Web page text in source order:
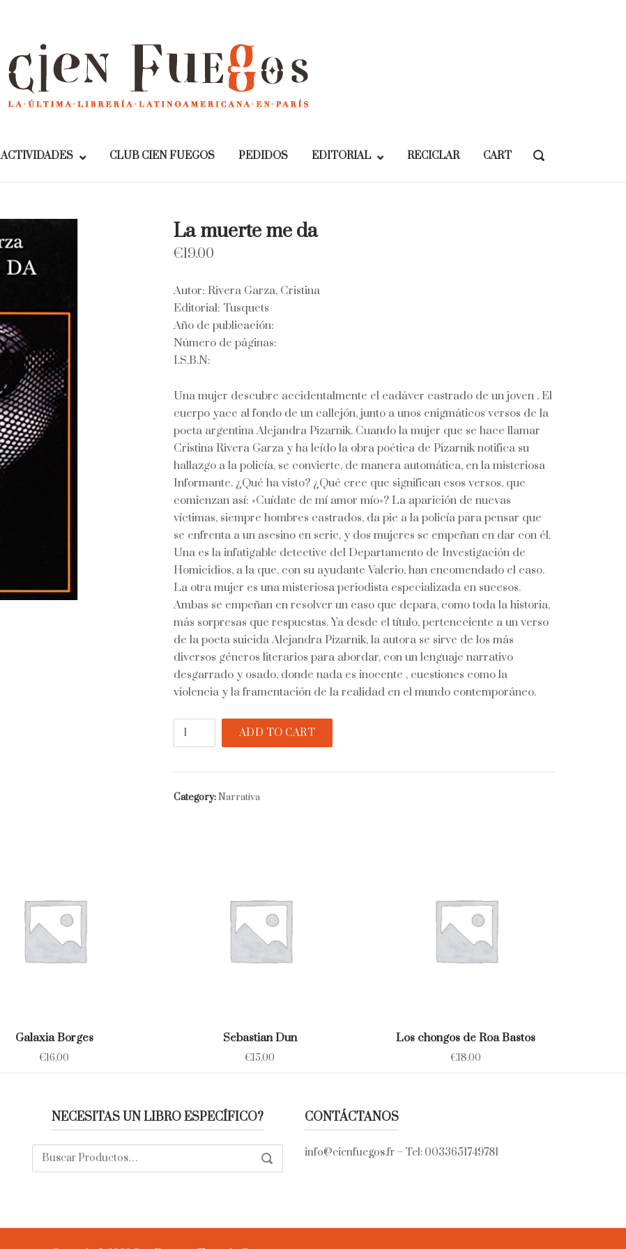
ACTIVIDADES CLUB CIEN FUEGOS PEDIDOS EDITORIAL RECICLAR CART
OPEN
BAR
La muerte me da
€19.00
Autor: Rivera Garza, Cristina
Editorial: Tusquets
Año de publicación:
Número de páginas:
I.S.B.N:
Una mujer descubre accidentalmente el cadáver castrado de un joven . El
cuerpo yace al fondo de un callejón, junto a unos enigmáticos versos de la
poeta argentina Alejandra Pizarnik. Cuando la mujer que se hace llamar
Cristina Rivera Garza y ha leído la obra poética de Pizarnik notifica su
hallazgo a la policía, se convierte, de manera automática, en la misteriosa
Informante. ¿Qué ha visto? ¿Qué cree que significan esos versos, que
comienzan así: «Cuídate de mí amor mío»? La aparición de nuevas
víctimas, siempre hombres castrados, da pie a la policía para pensar que
se enfrenta a un asesino en serie, y dos mujeres se empeñan en dar con él.
Una es la infatigable detective del Departamento de Investigación de
Homicidios, a la que, con su ayudante Valerio, han encomendado el caso.
La otra mujer es una misteriosa periodista especializada en sucesos.
Ambas se empeñan en resolver un caso que depara, como toda la historia,
más sorpresas que respuestas. Ya desde el título, perteneciente a un verso
de la poeta suicida Alejandra Pizarnik, la autora se sirve de los más
diversos géneros literarios para abordar, con un lenguaje narrativo
desgarrado y osado, donde nada es inocente , cuestiones como la
violencia y la framentación de la realidad en el mundo contemporáneo.
da
quantity
ADD TO CART
Category:Narrativa
Galaxia Borges
€16.00
Sebastian Dun
€15.00
Los chongos de Roa Bastos
€18.00
NECESITAS UN LIBRO ESPECÍFICO?
Buscar:
SEARCH
CONTÁCTANOS
info@cienfuegos.fr– Tel: 0033651749781